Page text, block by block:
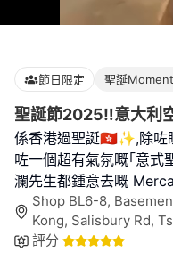
節日限定 聖誕
聖誕節2025‼️意大
係香港過聖誕🇭🇰✨,除咗
咗一個超有氣氛嘅｢意式
瀾先生都鍾意去嘅
Shop BL6-8,
Kong, Salisbury Rd,
評分